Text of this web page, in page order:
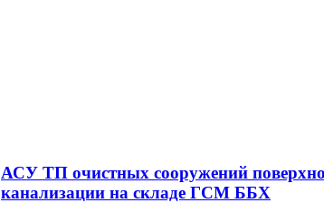
АСУ ТП очистных сооружений
канализации на складе ГСМ ББХ